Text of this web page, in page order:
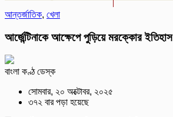
আন্তর্জাতিক, খেলা
আর্জেন্টিনাকে আক্ষেপে পুড়িয়ে মরক্কোর ইতিহাস
বাংলা কণ্ঠ ডেস্ক
সোমবার, ২০ অক্টোবর, ২০২৫
৩৭২ বার পড়া হয়েছে